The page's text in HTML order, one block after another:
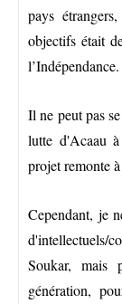
pays
objectifs était
l’Indépendance.
Il ne peut pas
lutte d'Acaau
projet remonte
Cependant, je
d'intellectuels/
Soukar, mais
génération,